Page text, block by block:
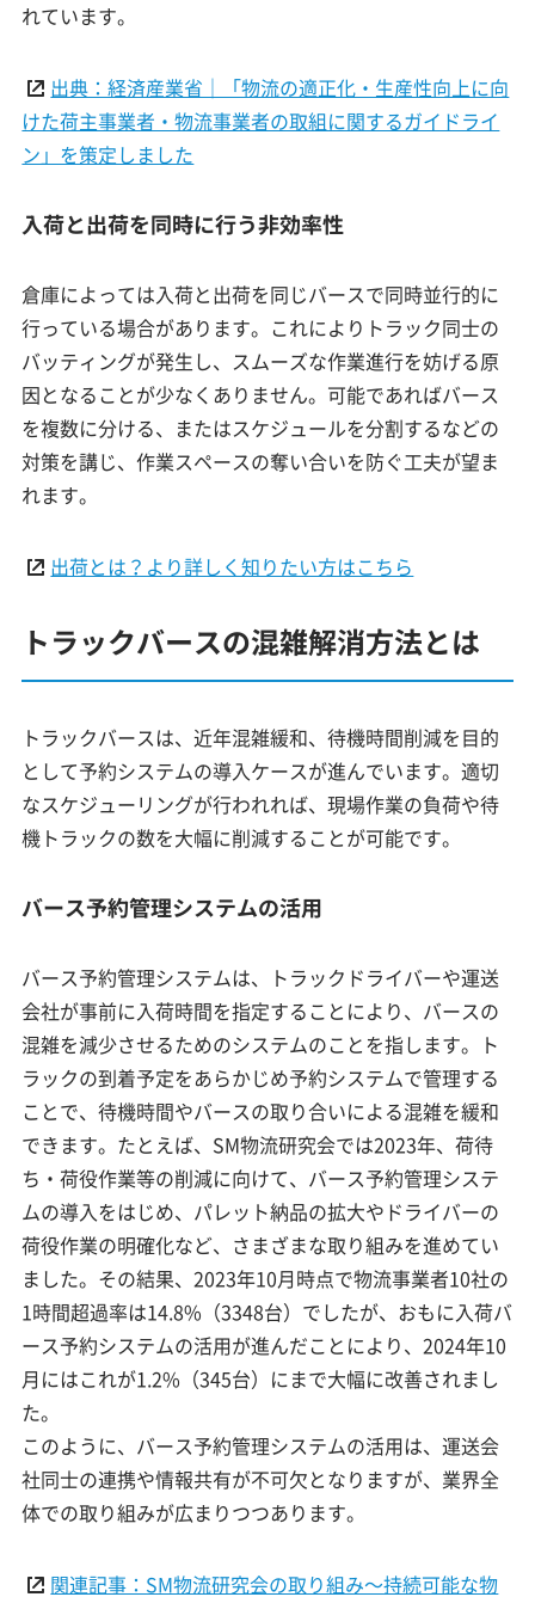
れています。
出典：経済産業省｜「物流の適正化・生産性向上に向
けた荷主事業者・物流事業者の取組に関するガイドライ
ン」を策定しました
入荷と出荷を同時に行う非効率性
倉庫によっては入荷と出荷を同じバースで同時並行的に
行っている場合があります。これによりトラック同士の
バッティングが発生し、スムーズな作業進行を妨げる原
因となることが少なくありません。可能であればバース
を複数に分ける、またはスケジュールを分割するなどの
対策を講じ、作業スペースの奪い合いを防ぐ工夫が望ま
れます。
出荷とは？より詳しく知りたい方はこちら
トラックバースの混雑解消方法とは
トラックバースは、近年混雑緩和、待機時間削減を目的
として予約システムの導入ケースが進んでいます。適切
なスケジューリングが行われれば、現場作業の負荷や待
機トラックの数を大幅に削減することが可能です。
バース予約管理システムの活用
バース予約管理システムは、トラックドライバーや運送
会社が事前に入荷時間を指定することにより、バースの
混雑を減少させるためのシステムのことを指します。ト
ラックの到着予定をあらかじめ予約システムで管理する
ことで、待機時間やバースの取り合いによる混雑を緩和
できます。たとえば、SM物流研究会では2023年、荷待
ち・荷役作業等の削減に向けて、バース予約管理システ
ムの導入をはじめ、パレット納品の拡大やドライバーの
荷役作業の明確化など、さまざまな取り組みを進めてい
ました。その結果、2023年10月時点で物流事業者10社の
1時間超過率は14.8%（3348台）でしたが、おもに入荷バ
ース予約システムの活用が進んだことにより、2024年10
月にはこれが1.2%（345台）にまで大幅に改善されまし
た。
このように、バース予約管理システムの活用は、運送会
社同士の連携や情報共有が不可欠となりますが、業界全
体での取り組みが広まりつつあります。
関連記事：SM物流研究会の取り組み～持続可能な物